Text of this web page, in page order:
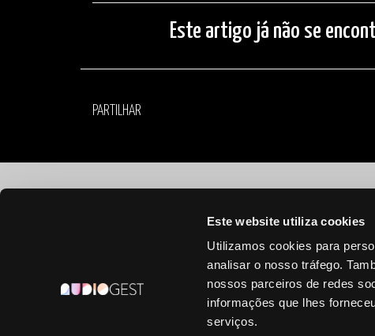
Este website utiliza cookies
Utilizamos cookies para
analisar o nosso tráfego.
nossos parceiros de redes
informações que lhes
serviços.
Este artigo já não se
PARTILHAR